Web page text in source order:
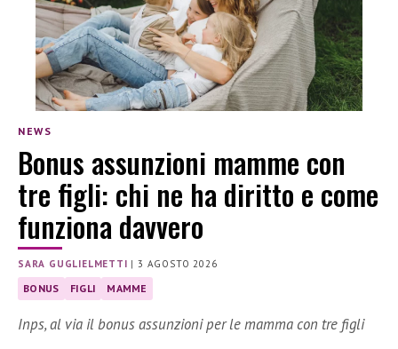
NEWS
Bonus assunzioni mamme con
tre figli: chi ne ha diritto e come
funziona davvero
SARA GUGLIELMETTI |3 AGOSTO 2026
BONUS FIGLI MAMME
Inps, al via il bonus assunzioni per le mamma con tre figli